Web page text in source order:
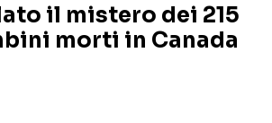
il mistero dei 215
morti in Canada